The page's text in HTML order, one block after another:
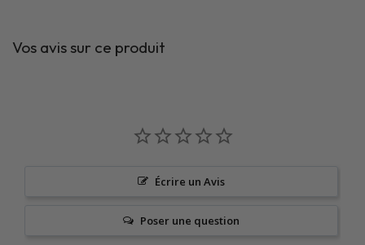
Vos avis sur ce produit
Écrire un Avis
Poser une question